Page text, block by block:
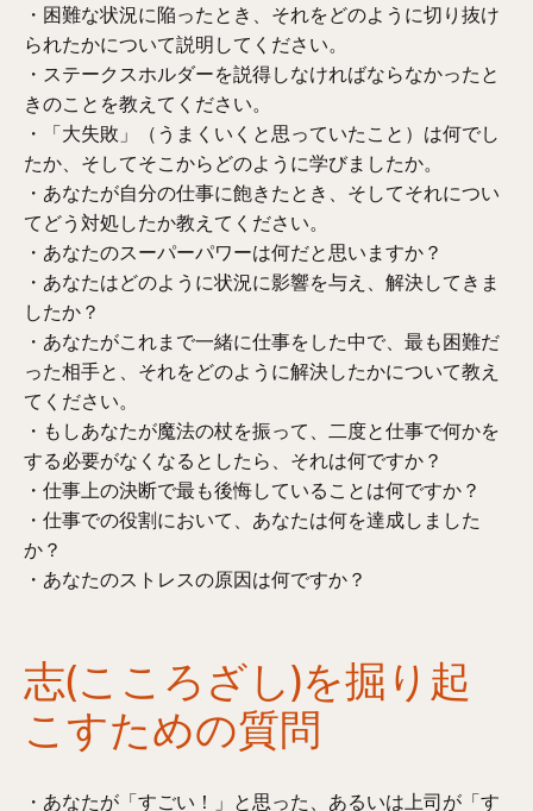
・困難な状況に陥ったとき、それをどのように切り抜け
られたかについて説明してください。
・ステークスホルダーを説得しなければならなかったと
きのことを教えてください。
・「大失敗」（うまくいくと思っていたこと）は何でし
たか、そしてそこからどのように学びましたか。
・あなたが自分の仕事に飽きたとき、そしてそれについ
てどう対処したか教えてください。
・あなたのスーパーパワーは何だと思いますか？
・あなたはどのように状況に影響を与え、解決してきま
したか？
・あなたがこれまで一緒に仕事をした中で、最も困難だ
った相手と、それをどのように解決したかについて教え
てください。
・もしあなたが魔法の杖を振って、二度と仕事で何かを
する必要がなくなるとしたら、それは何ですか？
・仕事上の決断で最も後悔していることは何ですか？
・仕事での役割において、あなたは何を達成しました
か？
・あなたのストレスの原因は何ですか？
志(こころざし)を掘り起
こすための質問
・あなたが「すごい！」と思った、あるいは上司が「す